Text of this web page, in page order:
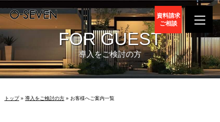
資料請求
ご相談
FOR GUEST
導入をご検討の方
トップ» 導入をご検討の方» お客様へご案内一覧